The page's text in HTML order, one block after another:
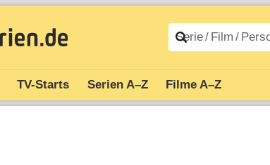
TV-Starts Serien A–Z Filme A–Z